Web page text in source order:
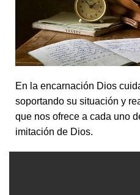
En la encarnación Dios
soportando su situación y
que nos ofrece a cada uno
imitación de Dios.